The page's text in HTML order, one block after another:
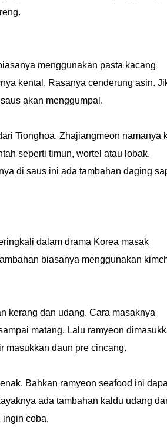
menggunakan pasta kacang
kental. Rasanya cenderung asin.
akan menggumpal.
Tionghoa. Zhajiangmeon namanya
seperti timun, wortel atau lobak.
di saus ini ada tambahan daging
dalam drama Korea masak
biasanya menggunakan
kerang dan udang. Cara masaknya
matang. Lalu ramyeon
masukkan daun pre cincang.
Bahkan ramyeon seafood ini
ada tambahan kaldu udang
ingin coba.